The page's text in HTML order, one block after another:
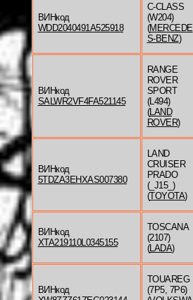
ВИНкод
WDD2040491A525918
C-CLASS
(W204)
(MERCEDE
S-BENZ)
ВИНкод
SALWR2VF4FA521145
RANGE
ROVER
SPORT
(L494)
(LAND
ROVER)
ВИНкод
5TDZA3EHXAS007380
LAND
CRUISER
PRADO
(_J15_)
(TOYOTA)
ВИНкод
XTA219110L0345155
TOSCANA
(2107)
(LADA)
ВИНкод
TOUAREG
(7P5, 7P6)